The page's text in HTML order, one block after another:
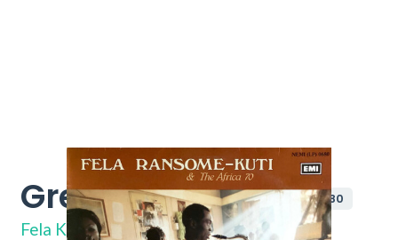
Greatest Hits NEMI (LP) 0680
Fela Kuti & Africa 70